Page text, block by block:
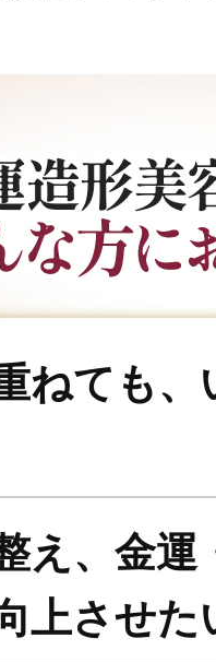
ねても
え、金運
上させた